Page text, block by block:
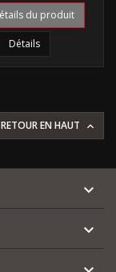
du produit
Détails
RETOUR EN HAUT 

